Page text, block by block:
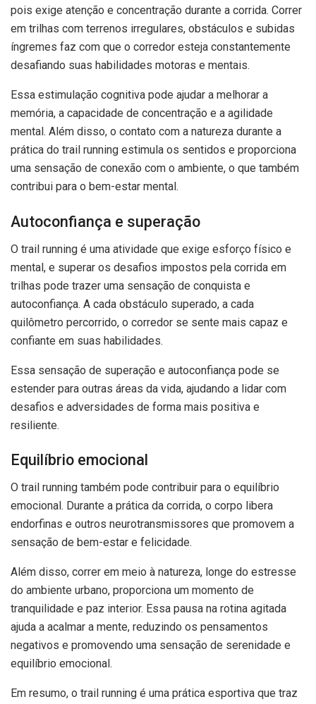
pois exige atenção e concentração durante a corrida. Correr
em trilhas com terrenos irregulares, obstáculos e subidas
íngremes faz com que o corredor esteja constantemente
desafiando suas habilidades motoras e mentais.
Essa estimulação cognitiva pode ajudar a melhorar a
memória, a capacidade de concentração e a agilidade
mental. Além disso, o contato com a natureza durante a
prática do trail running estimula os sentidos e proporciona
uma sensação de conexão com o ambiente, o que também
contribui para o bem-estar mental.
Autoconfiança e superação
O trail running é uma atividade que exige esforço físico e
mental, e superar os desafios impostos pela corrida em
trilhas pode trazer uma sensação de conquista e
autoconfiança. A cada obstáculo superado, a cada
quilômetro percorrido, o corredor se sente mais capaz e
confiante em suas habilidades.
Essa sensação de superação e autoconfiança pode se
estender para outras áreas da vida, ajudando a lidar com
desafios e adversidades de forma mais positiva e
resiliente.
Equilíbrio emocional
O trail running também pode contribuir para o equilíbrio
emocional. Durante a prática da corrida, o corpo libera
endorfinas e outros neurotransmissores que promovem a
sensação de bem-estar e felicidade.
Além disso, correr em meio à natureza, longe do estresse
do ambiente urbano, proporciona um momento de
tranquilidade e paz interior. Essa pausa na rotina agitada
ajuda a acalmar a mente, reduzindo os pensamentos
negativos e promovendo uma sensação de serenidade e
equilíbrio emocional.
Em resumo, o trail running é uma prática esportiva que traz